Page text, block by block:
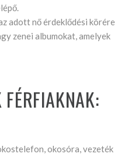
adott nő érdeklődési körére
zenei albumokat, amelyek
FÉRFIAKNAK:
okosóra, vezeték